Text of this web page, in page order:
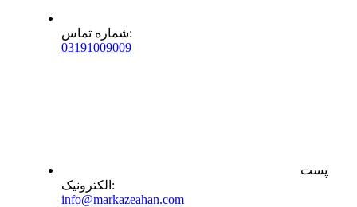
شماره تماس:
03191009009
پست
الکترونیک :
info@markazeahan.com